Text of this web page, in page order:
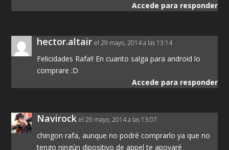
Accede para responder
hector.altair el 29 mayo, 2014 a las 13:14
Felicidades Rafa!! En cuanto salga para android lo
comprare :D
Accede para responder
Navirock el 29 mayo, 2014 a las 13:07
chingon rafa, aunque no podré comprarlo ya que no
tengo ningún dipositivo de appel te apoyaré